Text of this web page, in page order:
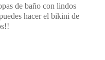
de baño con lindos
hacer el bikini de